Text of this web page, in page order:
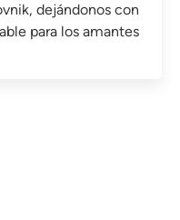
dejándonos con
para los amantes